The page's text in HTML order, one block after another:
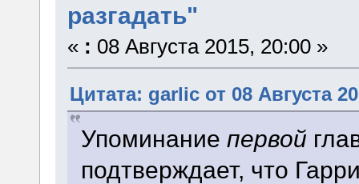
разгадать"
« : 08 Августа 2015, 20:00 »
Цитата: garlic от 08 Августа
Упоминание первой
подтверждает, что